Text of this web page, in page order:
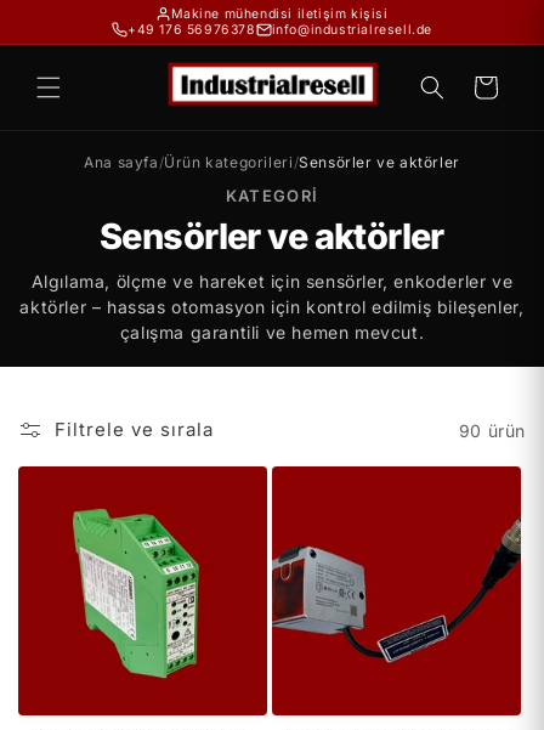
Makine mühendisi iletişim kişisi
+49 176 56976378
info@industrialresell.de
Sepet
Ana sayfa /Ürün kategorileri /Sensörler ve aktörler
KATEGORI
Sensörler ve aktörler
Algılama, ölçme ve hareket için sensörler, enkoderler ve
aktörler – hassas otomasyon için kontrol edilmiş bileşenler,
çalışma garantili ve hemen mevcut.
Filtrele ve sırala 90 ürün